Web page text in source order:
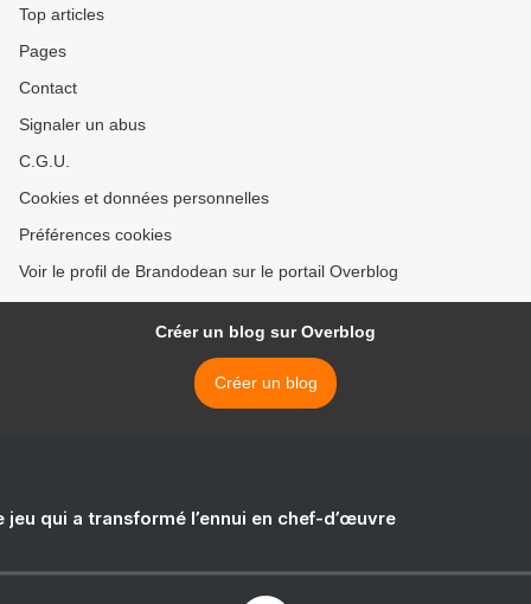
Top articles
Pages
Contact
Signaler un abus
C.G.U.
Cookies et données personnelles
Préférences cookies
Voir le profil de Brandodean sur le portail Overblog
Créer un blog sur Overblog
Créer un blog
jeu qui a transformé l’ennui en chef-d’œuvre